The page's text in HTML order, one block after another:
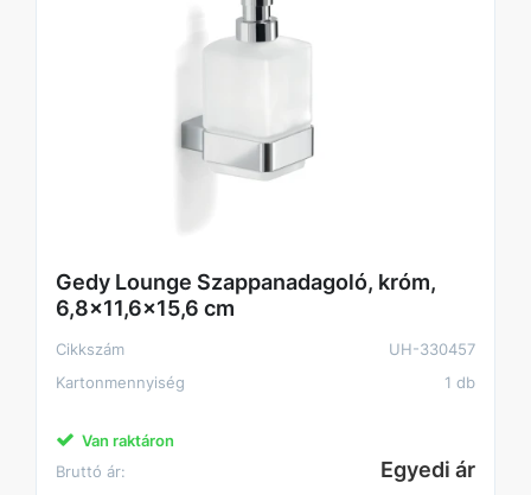
Gedy Lounge Szappanadagoló, króm,
6,8x11,6x15,6 cm
Cikkszám
UH-330457
Kartonmennyiség
1 db
Van raktáron
Bruttó ár:
Egyedi ár